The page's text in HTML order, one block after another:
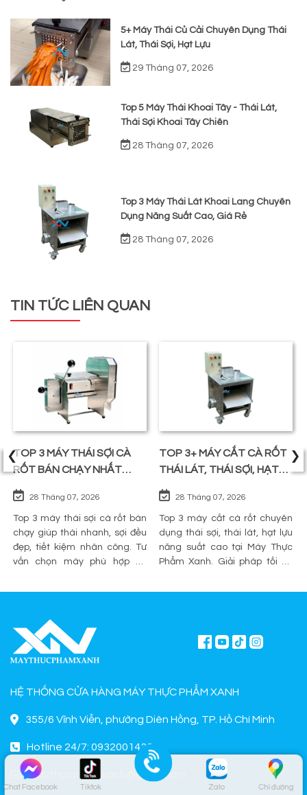
Chat Facebook Tiktok Zalo Chỉ đường
5+ Máy Thái Củ Cải Chuyên Dụng Thái
Lát, Thái Sợi, Hạt Lựu
29 Tháng 07, 2026
Top 5 Máy Thái Khoai Tây - Thái Lát,
Thái Sợi Khoai Tây Chiên
28 Tháng 07, 2026
Top 3 Máy Thái Lát Khoai Lang Chuyên
Dụng Năng Suất Cao, Giá Rẻ
28 Tháng 07, 2026
TIN TỨC LIÊN QUAN
TOP 3 MÁY THÁI SỢI CÀ
RỐT BÁN CHẠY NHẤT
28 Tháng 07, 2026
Top 3 máy thái sợi cà rốt bán
chạy giúp thái nhanh, sợi đều
đẹp, tiết kiệm nhân công. Tư
vấn chọn máy phù hợp và
Phẩm Xanh.
TOP 3+ MÁY CẮT CÀ RỐT
THÁI LÁT, THÁI SỢI, HẠT
28 Tháng 07, 2026
Top 3 máy cắt cà rốt chuyên
dụng thái sợi, thái lát, hạt lựu
năng suất cao tại Máy Thực
Phẩm Xanh. Giải pháp tối ưu
nghiệp.
‹ ›
HỆ THỐNG CỬA HÀNG MÁY THỰC PHẨM XANH
355/6 Vĩnh Viễn, phường Diên Hồng, TP. Hồ Chí Minh
Hotline 24/7: 0932001433
maythucphamxanh@gmail.com